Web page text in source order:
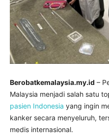
Berobatkemalaysia.my.id –
Malaysia menjadi salah satu
pasien Indonesia yang ingin
kanker secara menyeluruh,
medis internasional.